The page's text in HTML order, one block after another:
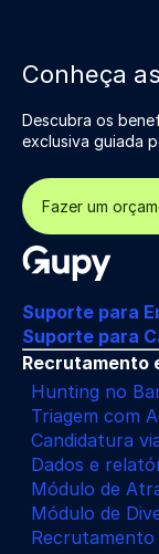
Conheça
Descubra os
exclusiva guiada
Fazer um
Suporte para
Suporte para
Recrutamento
Hunting no
Triagem com
Candidatura
Dados e
Módulo de
Módulo de